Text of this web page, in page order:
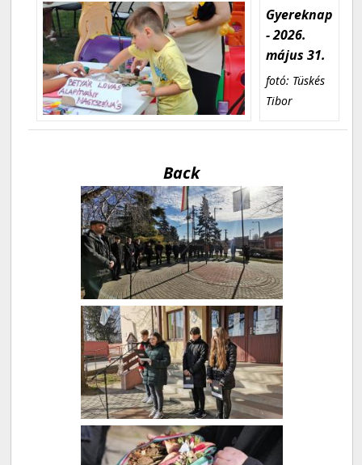
Gyereknap
- 2026.
május 31.
fotó: Tüskés
Tibor
Back